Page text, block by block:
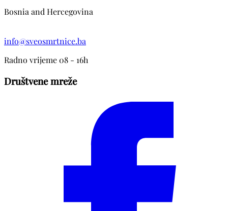
Bosnia and Hercegovina
info@sveosmrtnice.ba
Radno vrijeme 08 - 16h
Društvene mreže